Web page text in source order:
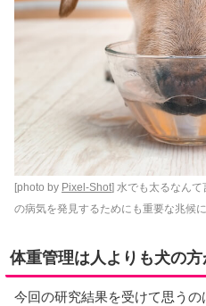
[photo by Pixel-Shot] 水でも太るなん
の病気を発見するためにも重要な兆候
体重管理は人よりも犬の方
今回の研究結果を受けて思う